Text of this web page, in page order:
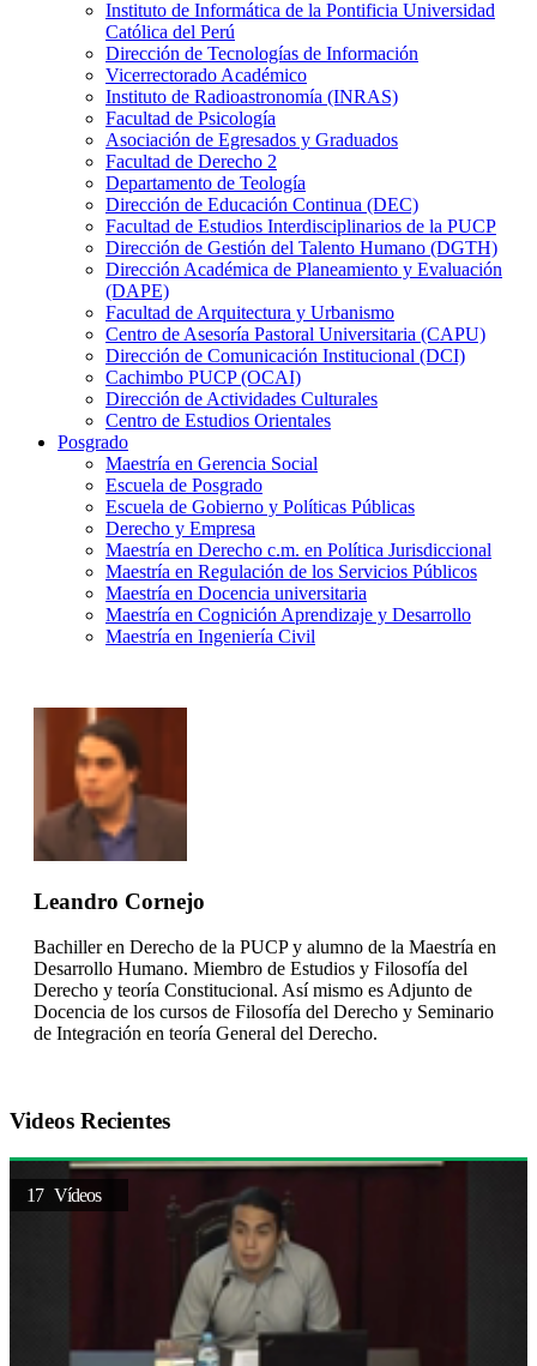
Instituto de Informática de la Pontificia Universidad
Católica del Perú
Dirección de Tecnologías de Información
Vicerrectorado Académico
Instituto de Radioastronomía (INRAS)
Facultad de Psicología
Asociación de Egresados y Graduados
Facultad de Derecho 2
Departamento de Teología
Dirección de Educación Continua (DEC)
Facultad de Estudios Interdisciplinarios de la PUCP
Dirección de Gestión del Talento Humano (DGTH)
Dirección Académica de Planeamiento y Evaluación
(DAPE)
Facultad de Arquitectura y Urbanismo
Centro de Asesoría Pastoral Universitaria (CAPU)
Dirección de Comunicación Institucional (DCI)
Cachimbo PUCP (OCAI)
Dirección de Actividades Culturales
Centro de Estudios Orientales
Posgrado
Maestría en Gerencia Social
Escuela de Posgrado
Escuela de Gobierno y Políticas Públicas
Derecho y Empresa
Maestría en Derecho c.m. en Política Jurisdiccional
Maestría en Regulación de los Servicios Públicos
Maestría en Docencia universitaria
Maestría en Cognición Aprendizaje y Desarrollo
Maestría en Ingeniería Civil
Leandro Cornejo
Bachiller en Derecho de la PUCP y alumno de la Maestría en
Desarrollo Humano. Miembro de Estudios y Filosofía del
Derecho y teoría Constitucional. Así mismo es Adjunto de
Docencia de los cursos de Filosofía del Derecho y Seminario
de Integración en teoría General del Derecho.
Videos Recientes
17 Vídeos